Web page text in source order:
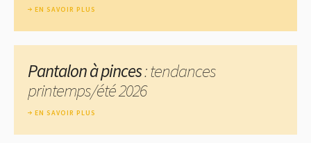
EN SAVOIR PLUS
Pantalon à pinces: tendances
printemps/été 2026
EN SAVOIR PLUS